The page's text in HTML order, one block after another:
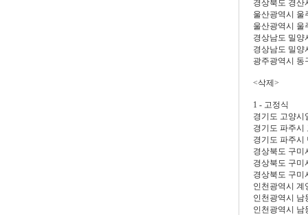
경상북도 경산
울산광역시 울
울산광역시 울
경상남도 밀양
경상남도 밀양
광주광역시 동
<삭제>
1 - 고정식
경기도 고양시
경기도 파주시
경기도 파주시
경상북도 구미
경상북도 구미
경상북도 구미
인천광역시 계
인천광역시 남
인천광역시 남